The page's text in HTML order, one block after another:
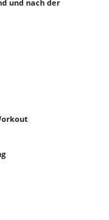
und nach der